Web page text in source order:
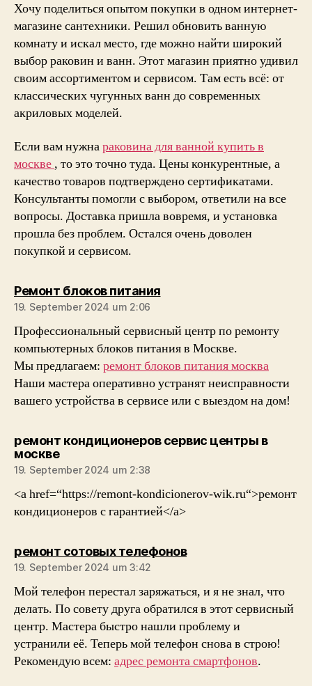
Хочу поделиться опытом покупки в одном интернет-
магазине сантехники. Решил обновить ванную
комнату и искал место, где можно найти широкий
выбор раковин и ванн. Этот магазин приятно удивил
своим ассортиментом и сервисом. Там есть всё: от
классических чугунных ванн до современных
акриловых моделей.
Если вам нужнараковина для ванной купить в
москве , то это точно туда. Цены конкурентные, а
качество товаров подтверждено сертификатами.
Консультанты помогли с выбором, ответили на все
вопросы. Доставка пришла вовремя, и установка
прошла без проблем. Остался очень доволен
покупкой и сервисом.
Ремонт блоков питанияsagt:
19. September 2024 um 2:06
Профессиональный сервисный центр по ремонту
компьютерных блоков питания в Москве.
Мы предлагаем: ремонт блоков питания москва
Наши мастера оперативно устранят неисправности
вашего устройства в сервисе или с выездом на дом!
ремонт кондиционеров сервис центры в
москвеsagt:
19. September 2024 um 2:38
<a href=“https://remont-kondicionerov-wik.ru“>ремонт
кондиционеров с гарантией</a>
ремонт сотовых телефоновsagt:
19. September 2024 um 3:42
Мой телефон перестал заряжаться, и я не знал, что
делать. По совету друга обратился в этот сервисный
центр. Мастера быстро нашли проблему и
устранили её. Теперь мой телефон снова в строю!
Рекомендую всем: адрес ремонта смартфонов.